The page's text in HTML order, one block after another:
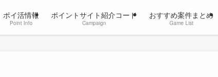
ポイ活情報
Point Info
ポイントサイト紹介コード
Campaign
おすすめ案件まとめ
Game List